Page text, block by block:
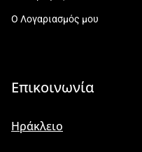
Ο Λογαριασμός μου
Επικοινωνία
Ηράκλειο